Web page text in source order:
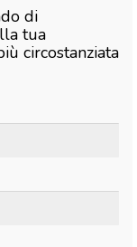
di
tua
circostanziata